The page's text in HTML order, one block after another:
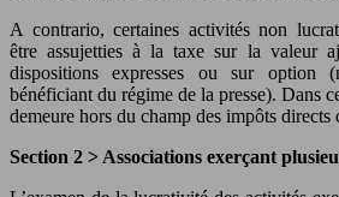
A contrario, certaines activités non
être assujetties à la taxe sur la valeur
dispositions expresses ou sur option
bénéficiant du régime de la presse). Dans
demeure hors du champ des impôts directs
Section 2 > Associations exerçant